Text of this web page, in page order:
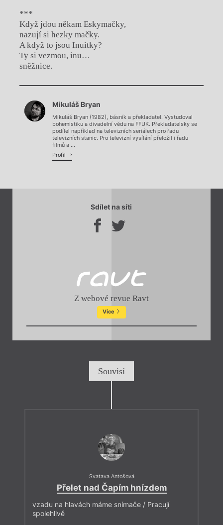
***
Když jdou někam Eskymačky,
nazují si hezky mačky.
A když to jsou Inuitky?
Ty si vezmou, inu…
sněžnice.
Chviličku.
Načítá se.
Mikuláš Bryan
Mikuláš Bryan (1982), básník a překladatel. Vystudoval
bohemistiku a divadelní vědu na FFUK. Překladatelsky se
podílel například na televizních seriálech pro řadu
televizních stanic. Pro televizní vysílání přeložil i řadu
filmů a ...
Profil
Sdílet na síti
Z webové revue Ravt
Více
Souvisí
Svatava Antošová
Přelet nad Čapím hnízdem
vzadu na hlavách máme snímače / Pracují
spolehlivě